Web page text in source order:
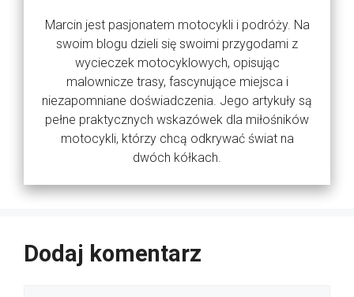
Marcin jest pasjonatem motocykli i podróży. Na
swoim blogu dzieli się swoimi przygodami z
wycieczek motocyklowych, opisując
malownicze trasy, fascynujące miejsca i
niezapomniane doświadczenia. Jego artykuły są
pełne praktycznych wskazówek dla miłośników
motocykli, którzy chcą odkrywać świat na
dwóch kółkach.
Dodaj komentarz